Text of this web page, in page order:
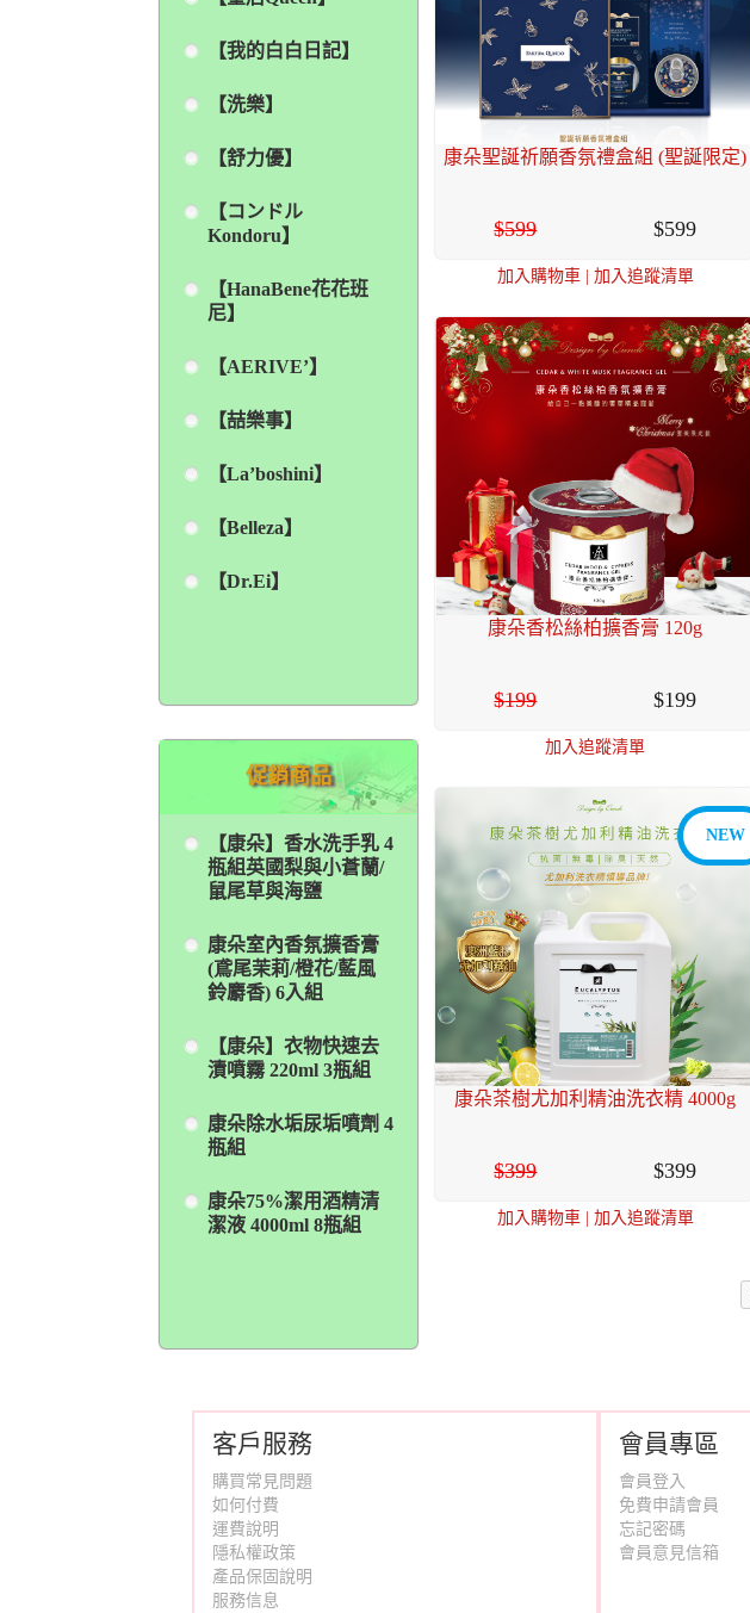
【我的白白日記】
【洗樂】
【舒力優】
【コンドル
Kondoru】
【HanaBene花花班
尼】
【AERIVE’】
【喆樂事】
【La’boshini】
【Belleza】
【Dr.Ei】
促銷商品
【康朵】香水洗手乳 4
瓶組英國梨與小蒼蘭/
鼠尾草與海鹽
康朵室內香氛擴香膏
(鳶尾茉莉/橙花/藍風
鈴麝香) 6入組
【康朵】衣物快速去
漬噴霧 220ml 3瓶組
康朵除水垢尿垢噴劑 4
瓶組
康朵75%潔用酒精清
潔液 4000ml 8瓶組
康朵聖誕祈願香氛禮盒組 (聖誕限定)
599 599
加入購物車| 加入追蹤清單
康朵香松絲柏擴香膏 120g
199 199
加入追蹤清單
NEW
康朵茶樹尤加利精油洗衣精 4000g
399 399
加入購物車| 加入追蹤清單
客戶服務
購買常見問題
如何付費
運費說明
隱私權政策
產品保固說明
服務信息
會員專區
會員登入
免費申請會員
忘記密碼
會員意見信箱